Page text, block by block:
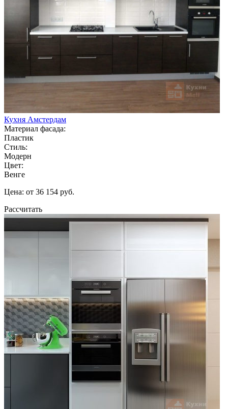
Кухня Амстердам
Материал фасада:
Пластик
Стиль:
Модерн
Цвет:
Венге
Цена: от 36 154 руб.
Рассчитать